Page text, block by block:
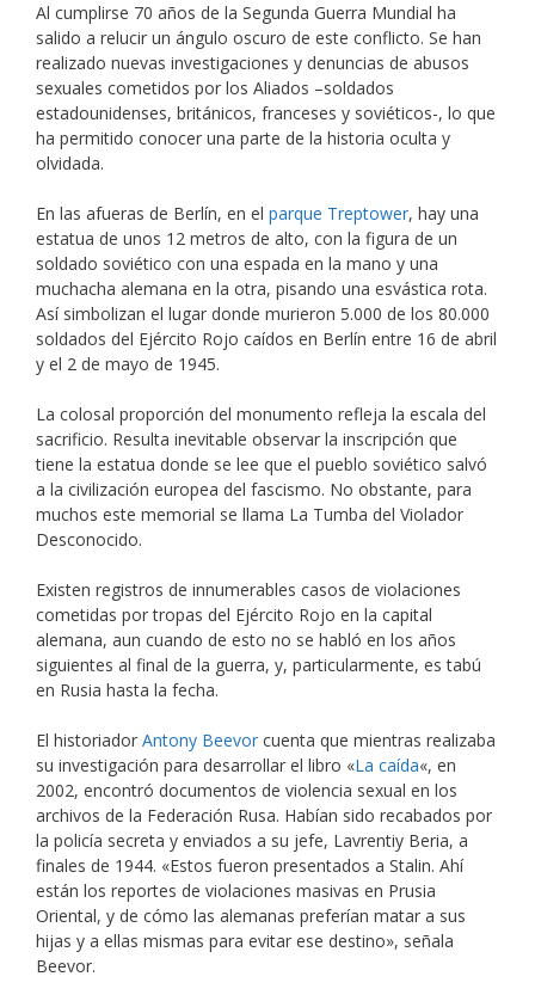
Al cumplirse 70 años de la Segunda Guerra Mundial ha
salido a relucir un ángulo oscuro de este conflicto. Se han
realizado nuevas investigaciones y denuncias de abusos
sexuales cometidos por los Aliados –soldados
estadounidenses, británicos, franceses y soviéticos-, lo que
ha permitido conocer una parte de la historia oculta y
olvidada.
En las afueras de Berlín, en el parque Treptower, hay una
estatua de unos 12 metros de alto, con la figura de un
soldado soviético con una espada en la mano y una
muchacha alemana en la otra, pisando una esvástica rota.
Así simbolizan el lugar donde murieron 5.000 de los 80.000
soldados del Ejército Rojo caídos en Berlín entre 16 de abril
y el 2 de mayo de 1945.
La colosal proporción del monumento refleja la escala del
sacrificio. Resulta inevitable observar la inscripción que
tiene la estatua donde se lee que el pueblo soviético salvó
a la civilización europea del fascismo. No obstante, para
muchos este memorial se llama La Tumba del Violador
Desconocido.
Existen registros de innumerables casos de violaciones
cometidas por tropas del Ejército Rojo en la capital
alemana, aun cuando de esto no se habló en los años
siguientes al final de la guerra, y, particularmente, es tabú
en Rusia hasta la fecha.
El historiador Antony Beevor cuenta que mientras realizaba
su investigación para desarrollar el libro «La caída«, en
2002, encontró documentos de violencia sexual en los
archivos de la Federación Rusa. Habían sido recabados por
la policía secreta y enviados a su jefe, Lavrentiy Beria, a
finales de 1944. «Estos fueron presentados a Stalin. Ahí
están los reportes de violaciones masivas en Prusia
Oriental, y de cómo las alemanas preferían matar a sus
hijas y a ellas mismas para evitar ese destino», señala
Beevor.